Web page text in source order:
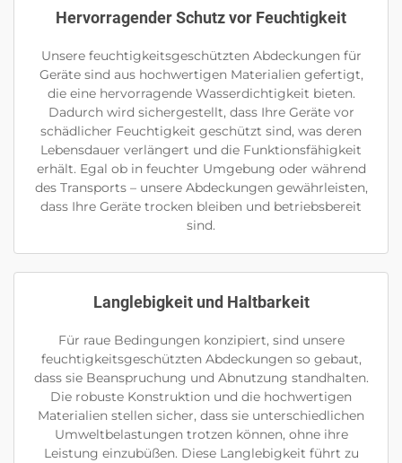
Hervorragender Schutz vor Feuchtigkeit
Unsere feuchtigkeitsgeschützten Abdeckungen für
Geräte sind aus hochwertigen Materialien gefertigt,
die eine hervorragende Wasserdichtigkeit bieten.
Dadurch wird sichergestellt, dass Ihre Geräte vor
schädlicher Feuchtigkeit geschützt sind, was deren
Lebensdauer verlängert und die Funktionsfähigkeit
erhält. Egal ob in feuchter Umgebung oder während
des Transports – unsere Abdeckungen gewährleisten,
dass Ihre Geräte trocken bleiben und betriebsbereit
sind.
Langlebigkeit und Haltbarkeit
Für raue Bedingungen konzipiert, sind unsere
feuchtigkeitsgeschützten Abdeckungen so gebaut,
dass sie Beanspruchung und Abnutzung standhalten.
Die robuste Konstruktion und die hochwertigen
Materialien stellen sicher, dass sie unterschiedlichen
Umweltbelastungen trotzen können, ohne ihre
Leistung einzubüßen. Diese Langlebigkeit führt zu